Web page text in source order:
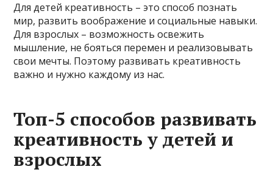
Для детей креативность – это способ познать
мир, развить воображение и социальные навыки.
Для взрослых – возможность освежить
мышление, не бояться перемен и реализовывать
свои мечты. Поэтому развивать креативность
важно и нужно каждому из нас.
Топ-5 способов развивать
креативность у детей и
взрослых